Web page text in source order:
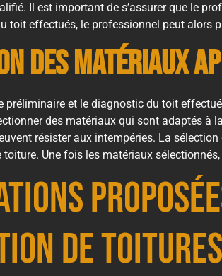
Il est important de s’assurer que le
toit effectués, le professionnel peut alors
des matériaux
préliminaire et le diagnostic du toit
des matériaux qui sont adaptés à
résister aux intempéries. La
toiture. Une fois les matériaux
de